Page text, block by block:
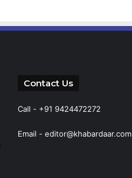
Contact Us
Call - +91 9424472272
Email - editor@khabardaar.com